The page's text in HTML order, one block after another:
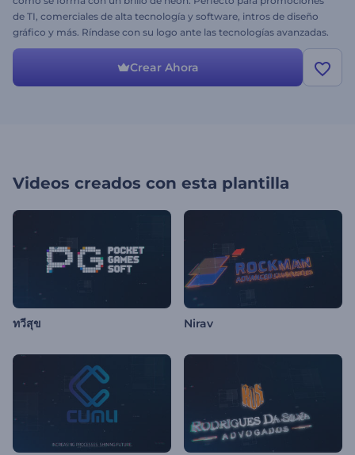
de TI, comerciales de alta tecnología y software, intros de diseño
gráfico y más. Ríndase con su logo ante las tecnologías avanzadas.
¡Pruébelo!
Crear Ahora
Videos creados con esta plantilla
ทวีสุข Nirav